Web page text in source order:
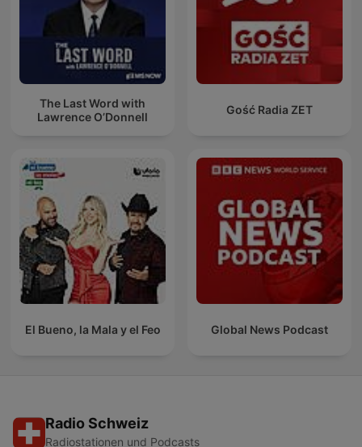
The Last Word with
Lawrence O’Donnell
Gość Radia ZET
El Bueno, la Mala y el Feo Global News Podcast
Radio Schweiz
Radiostationen und Podcasts